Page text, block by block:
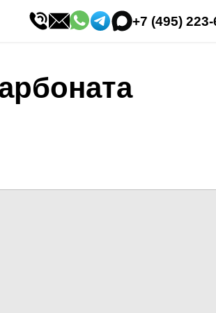
+7 (495)